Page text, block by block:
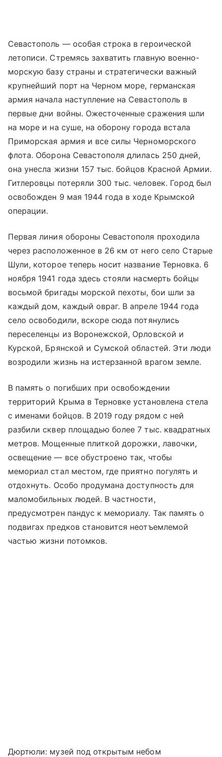
Севастополь — особая строка в героической
летописи. Стремясь захватить главную военно-
морскую базу страны и стратегически важный
крупнейший порт на Черном море, германская
армия начала наступление на Севастополь в
первые дни войны. Ожесточенные сражения шли
на море и на суше, на оборону города встала
Приморская армия и все силы Черноморского
флота. Оборона Севастополя длилась 250 дней,
она унесла жизни 157 тыс. бойцов Красной Армии.
Гитлеровцы потеряли 300 тыс. человек. Город был
освобожден 9 мая 1944 года в ходе Крымской
операции.
Первая линия обороны Севастополя проходила
через расположенное в 26 км от него село Старые
Шули, которое теперь носит название Терновка. 6
ноября 1941 года здесь стояли насмерть бойцы
восьмой бригады морской пехоты, бои шли за
каждый дом, каждый овраг. В апреле 1944 года
село освободили, вскоре сюда потянулись
переселенцы из Воронежской, Орловской и
Курской, Брянской и Сумской областей. Эти люди
возродили жизнь на истерзанной врагом земле.
В память о погибших при освобождении
территорий Крыма в Терновке установлена стела
с именами бойцов. В 2019 году рядом с ней
разбили сквер площадью более 7 тыс. квадратных
метров. Мощенные плиткой дорожки, лавочки,
освещение — все обустроено так, чтобы
мемориал стал местом, где приятно погулять и
отдохнуть. Особо продумана доступность для
маломобильных людей. В частности,
предусмотрен пандус к мемориалу. Так память о
подвигах предков становится неотъемлемой
частью жизни потомков.
Дюртюли: музей под открытым небом